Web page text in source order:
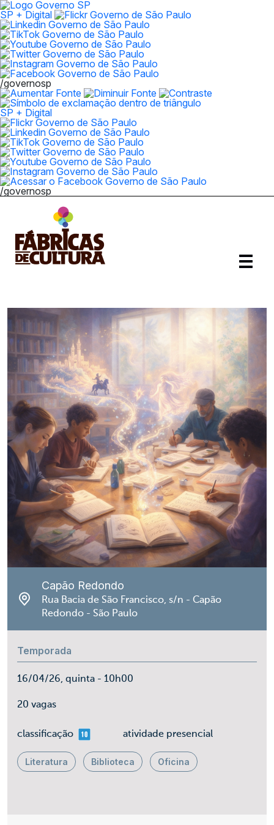
SP + Digital
/governosp
SP + Digital
/governosp
Capão Redondo
Rua Bacia de São Francisco, s/n - Capão
Redondo - São Paulo
Temporada
16/04/26, quinta - 10h00
20 vagas
classificaçãomais 10 atividade presencial
Literatura Biblioteca Oficina